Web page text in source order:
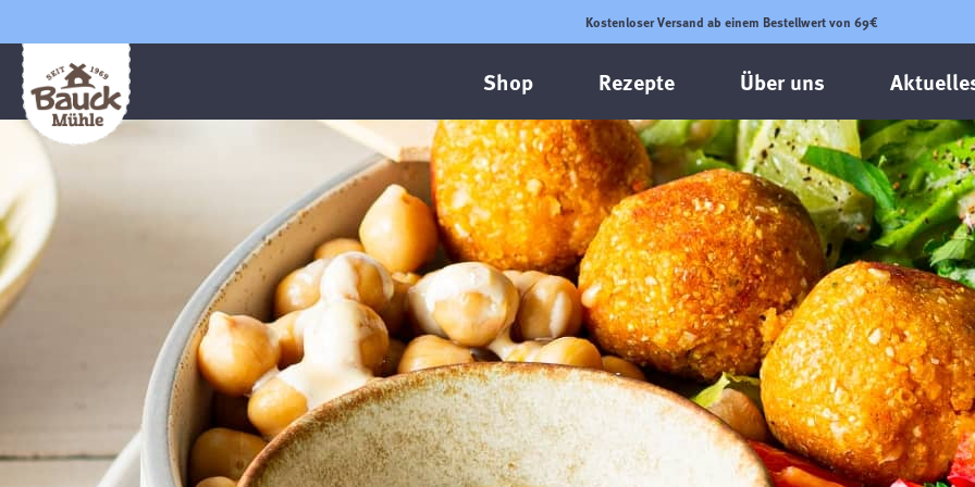
Kostenloser Versand ab einem Bestellwert von 69€
Shop Rezepte Über uns